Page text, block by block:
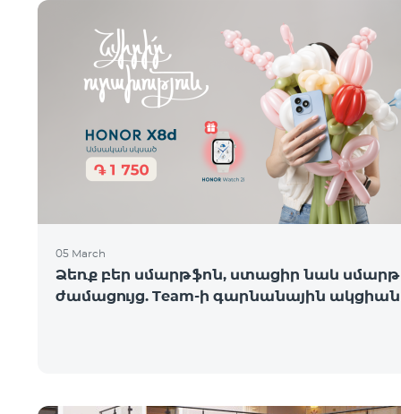
05 March
Ձեռք բեր սմարթֆոն, ստացիր նաև սմարթ
ժամացույց. Team-ի գարնանային ակցիան